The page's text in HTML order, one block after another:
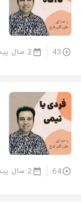
43 2 سال پیش
64 2 سال پیش